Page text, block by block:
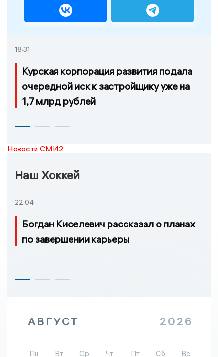
18:31
Курская корпорация развития подала
очередной иск к застройщику уже на
1,7 млрд рублей
Новости СМИ2
Наш Хоккей
22:04
Богдан Киселевич рассказал о планах
по завершении карьеры
АВГУСТ 2026
Пн Вт Ср Чт Пт Сб
Вс